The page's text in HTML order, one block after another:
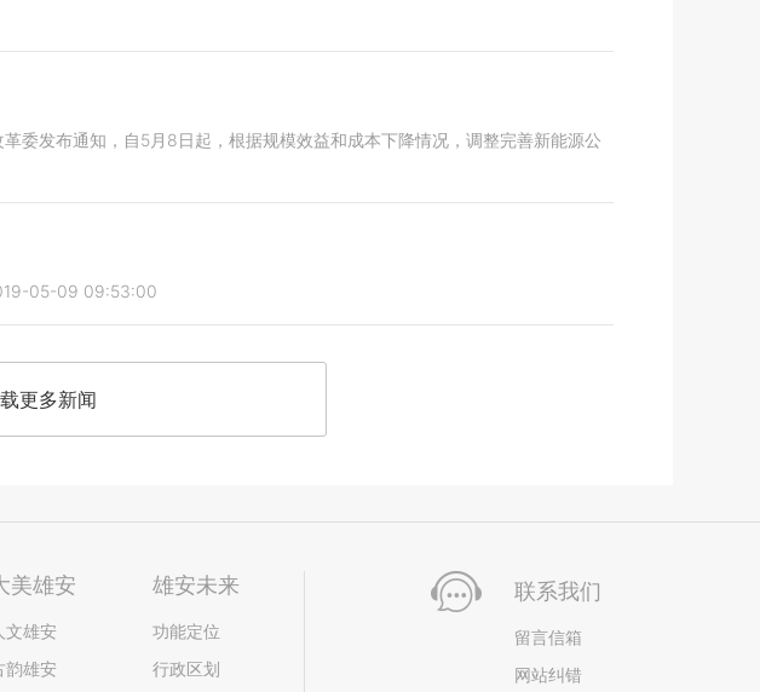
委发布通知，自5月8日起，根据规模效益和成本下降情况，调整完善新能源公
05-09 09:53:00
更多新闻
美雄安
文雄安
韵雄安
雄安未来
功能定位
行政区划
联系我们
留言信箱
网站纠错